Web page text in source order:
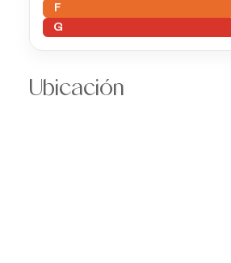
F
G
Ubicación